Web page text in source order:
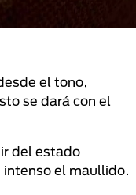
el tono,
se dará con el
del estado
intenso el maullido.